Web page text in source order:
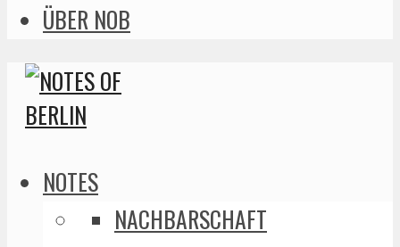
ÜBER NOB
NOTES
NACHBARSCHAFT